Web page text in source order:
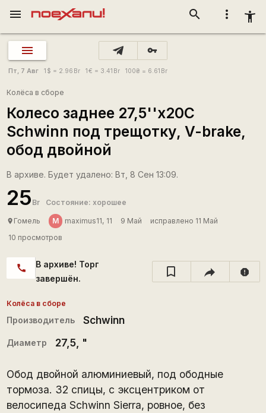
more_vert accessibility_new
search
menu
vpn_key
Пт, 7 Авг 1 $ = 2.96 Br 1€ = 3.41 Br 100₴ = 6.61 Br
Колёса в сборе
Колесо заднее 27,5''x20C
Schwinn под трещотку, V-brake,
обод двойной
В архиве. Будет удалено: Вт, 8 Сен 13:09.
25 Br Состояние: хорошее
place Гомель М maximus11, 11 9 Май
исправлено 11 Май
10 просмотров
call
В архиве! Торг
завершён.
report
Колёса в сборе
Производитель Schwinn
Диаметр 27,5, "
Обод двойной алюминиевый, под ободные
тормоза. 32 спицы, с эксцентриком от
велосипеда Schwinn Sierra, ровное, без